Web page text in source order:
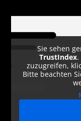
Sie sehen
TrustIndex
zuzugreifen,
Bitte beachten